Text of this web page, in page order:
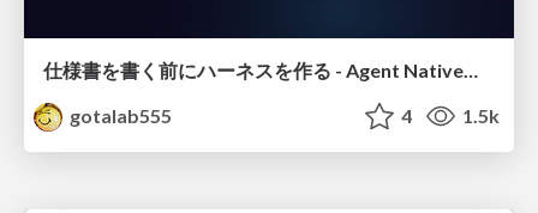
gotalab555
4 1.5k